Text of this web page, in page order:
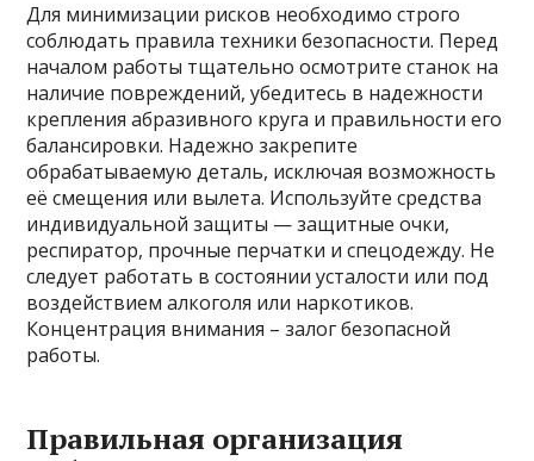
Для минимизации рисков необходимо строго
соблюдать правила техники безопасности. Перед
началом работы тщательно осмотрите станок на
наличие повреждений, убедитесь в надежности
крепления абразивного круга и правильности его
балансировки. Надежно закрепите
обрабатываемую деталь, исключая возможность
её смещения или вылета. Используйте средства
индивидуальной защиты — защитные очки,
респиратор, прочные перчатки и спецодежду. Не
следует работать в состоянии усталости или под
воздействием алкоголя или наркотиков.
Концентрация внимания – залог безопасной
работы.
Правильная организация